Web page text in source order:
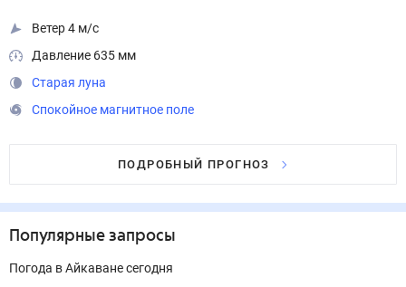
Ветер 4 м/с
Давление 635 мм
Старая луна
Спокойное магнитное поле
ПОДРОБНЫЙ ПРОГНОЗ
Популярные запросы
Погода в Айкаване сегодня